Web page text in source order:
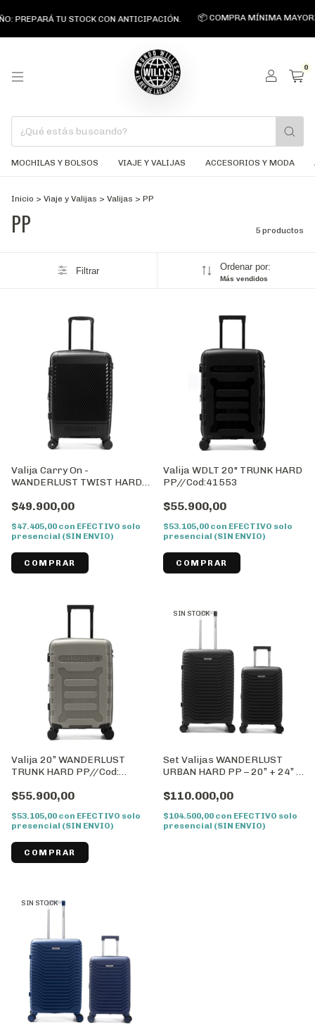
PREPARÁ TU STOCK CON ANTICIPACIÓN. 📦 COMPRA MÍNIMA
0
MOCHILAS Y BOLSOS VIAJE Y VALIJAS ACCESORIOS Y MODA
Inicio > Viaje y Valijas > Valijas > PP
PP 5 productos
Filtrar Ordenar por:
Más vendidos
Valija Carry On -
WANDERLUST TWIST HARD
$49.900,00
$47.405,00 con EFECTIVO solo
presencial (SIN ENVIO)
Valija WDLT 20" TRUNK HARD
PP//Cod:41553
$55.900,00
$53.105,00 con EFECTIVO solo
presencial (SIN ENVIO)
Valija 20” WANDERLUST
TRUNK HARD PP//Cod:
$55.900,00
$53.105,00 con EFECTIVO solo
presencial (SIN ENVIO)
SIN STOCK
Set Valijas WANDERLUST
URBAN HARD PP – 20” + 24” |
$110.000,00
$104.500,00 con EFECTIVO solo
presencial (SIN ENVIO)
SIN STOCK